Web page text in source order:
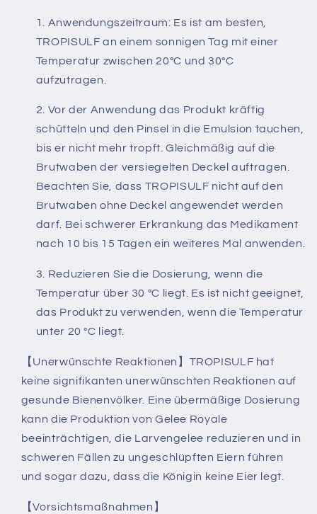
Anwendungszeitraum: Es ist am besten,
TROPISULF an einem sonnigen Tag mit einer
Temperatur zwischen 20°C und 30°C
aufzutragen.
Vor der Anwendung das Produkt kräftig
schütteln und den Pinsel in die Emulsion tauchen,
bis er nicht mehr tropft. Gleichmäßig auf die
Brutwaben der versiegelten Deckel auftragen.
Beachten Sie, dass TROPISULF nicht auf den
Brutwaben ohne Deckel angewendet werden
darf. Bei schwerer Erkrankung das Medikament
nach 10 bis 15 Tagen ein weiteres Mal anwenden.
Reduzieren Sie die Dosierung, wenn die
Temperatur über 30 °C liegt. Es ist nicht geeignet,
das Produkt zu verwenden, wenn die Temperatur
unter 20 °C liegt.
【Unerwünschte Reaktionen】TROPISULF hat
keine signifikanten unerwünschten Reaktionen auf
gesunde Bienenvölker. Eine übermäßige Dosierung
kann die Produktion von Gelee Royale
beeinträchtigen, die Larvengelee reduzieren und in
schweren Fällen zu ungeschlüpften Eiern führen
und sogar dazu, dass die Königin keine Eier legt.
【Vorsichtsmaßnahmen】